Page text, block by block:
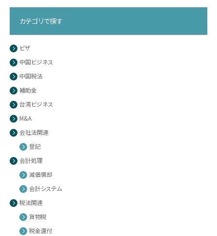
カテゴリで探す
ビザ
中国ビジネス
中国税法
補助金
台湾ビジネス
M&A
会社法関連
登記
会計処理
減価償却
会計システム
税法関連
貨物税
税金還付